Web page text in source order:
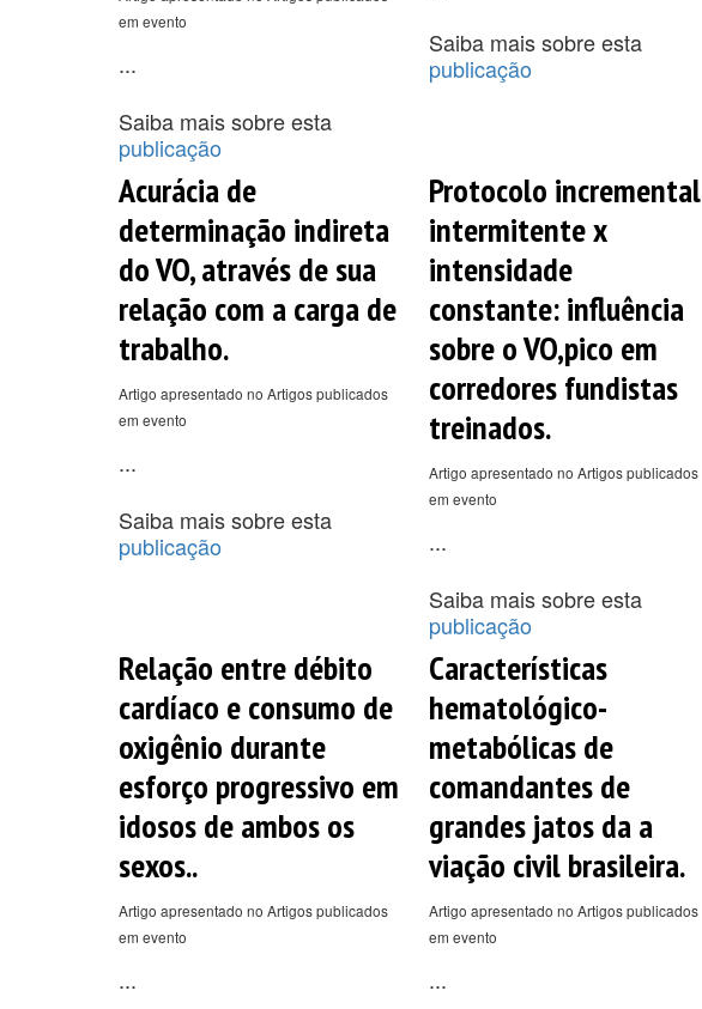
em evento
...
Saiba mais sobre esta
publicação
Saiba mais sobre esta
publicação
Acurácia de
determinação indireta
do VO, através de sua
relação com a carga de
trabalho.
Artigo apresentado no Artigos publicados
em evento
...
Saiba mais sobre esta
publicação
Protocolo incremental
intermitente x
intensidade
constante: influência
sobre o VO,pico em
corredores fundistas
treinados.
Artigo apresentado no Artigos publicados
em evento
...
Saiba mais sobre esta
publicação
Relação entre débito
cardíaco e consumo de
oxigênio durante
esforço progressivo em
idosos de ambos os
sexos..
Artigo apresentado no Artigos publicados
em evento
...
Características
hematológico-
metabólicas de
comandantes de
grandes jatos da a
viação civil brasileira.
Artigo apresentado no Artigos publicados
em evento
...